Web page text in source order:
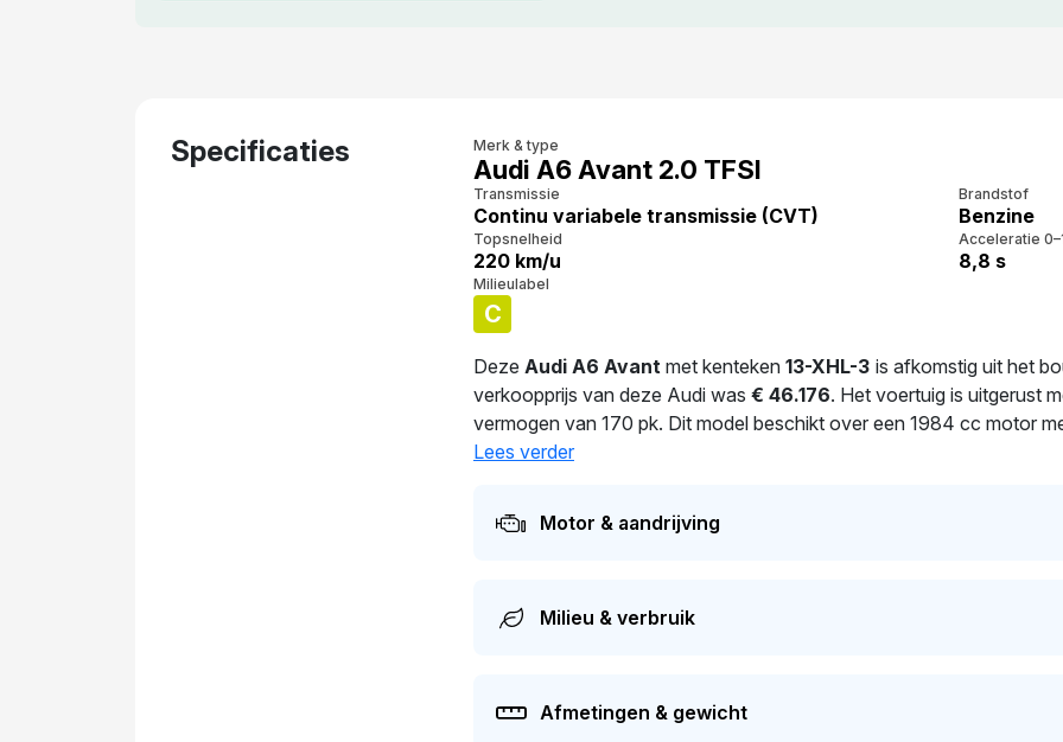
Specificaties Merk & type
Audi A6 Avant 2.0 TFSI
Transmissie
Continu variabele transmissie (CVT)
Brandstof
Benzine
Topsnelheid
220 km/u
Acceleratie
8,8 s
Milieulabel
C
Deze Audi A6 Avant met kenteken 13-XHL-3 is afkomstig uit het
verkoopprijs van deze Audi was € 46.176. Het voertuig is uitgerust
vermogen van 170 pk. Dit model beschikt over een 1984 cc motor
bedraagt 7.8 liter per 100 km. Met een massa van 1.710 kg is deze
heeft 2 eigenaren gehad in het verleden. De marktwaarde van deze
7.800
Lees verder
Motor & aandrijving
Milieu & verbruik
Afmetingen & gewicht